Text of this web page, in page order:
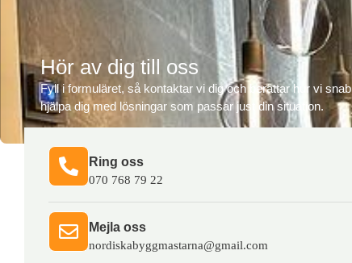
Hör av dig till oss
Fyll i formuläret, så kontaktar vi dig och berättar hur vi
hjälpa dig med lösningar som passar just din situation.
Ring oss​
070 768 79 22
Mejla oss​
nordiskabyggmastarna@gmail.com